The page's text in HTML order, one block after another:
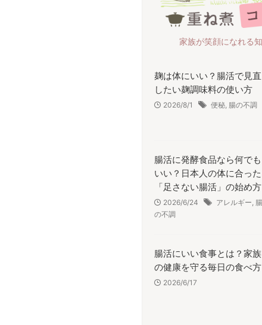
家族が笑顔になれる
麹は体にいい？腸活で見直
したい麹調味料の使い方
2026/8/1 便秘, 腸の不調
腸活に発酵食品なら何でも
いい？日本人の体に合った
「足さない腸活」の始め方
2026/6/24 アレルギー, 腸
の不調
腸活にいい食事とは？家族
の健康を守る毎日の食べ方
2026/6/17